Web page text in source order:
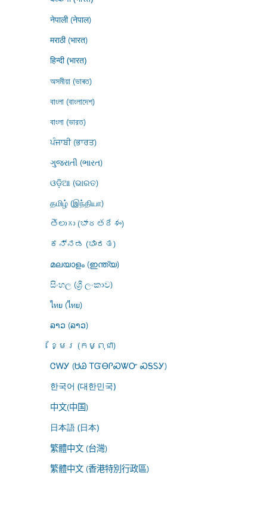
नेपाली (नेपाल)
मराठी (भारत)
हिन्दी (भारत)
অসমীয়া (ভাৰত)
বাংলা (বাংলাদেশ)
বাংলা (ভারত)
ਪੰਜਾਬੀ (ਭਾਰਤ)
ગુજરાતી (ભારત)
ଓଡ଼ିଆ (ଭାରତ)
தமிழ் (இந்தியா)
తెలుగు (భారతదేశం)
ಕನ್ನಡ (ಭಾರತ)
മലയാളം (ഇന്ത്യ)
සිංහල (ශ්‍රී ලංකාව)
ไทย (ไทย)
ລາວ (ລາວ)
ខ្មែរ (កម្ពុជា)
ᏣᎳᎩ (ᏌᏊ ᎢᏳᎾᎵᏍᏔᏅ ᏍᎦᏚᎩ)
한국어 (대한민국)
中文(中国)
日本語 (日本)
繁體中文 (台灣)
繁體中文 (香港特別行政區)